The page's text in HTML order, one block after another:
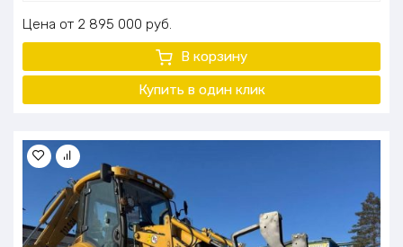
Цена 2 895 000 руб.
В корзину
Купить в один клик